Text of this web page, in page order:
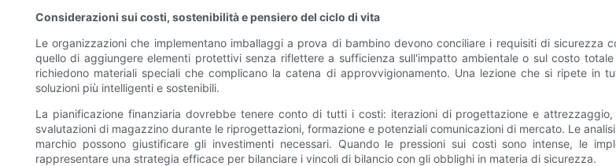
Considerazioni sui costi, sostenibilità e pensiero del ciclo di vita
Le organizzazioni che implementano imballaggi a prova di bambino devono conciliare i requisiti di
quello di aggiungere elementi protettivi senza riflettere a sufficienza sull'impatto ambientale o sul costo
richiedono materiali speciali che complicano la catena di approvvigionamento. Una lezione che si ripete
soluzioni più intelligenti e sostenibili.
La pianificazione finanziaria dovrebbe tenere conto di tutti i costi: iterazioni di progettazione e
svalutazioni di magazzino durante le riprogettazioni, formazione e potenziali comunicazioni di mercato. Le
marchio possono giustificare gli investimenti necessari. Quando le pressioni sui costi sono intense, le
rappresentare una strategia efficace per bilanciare i vincoli di bilancio con gli obblighi in materia di sicurezza.